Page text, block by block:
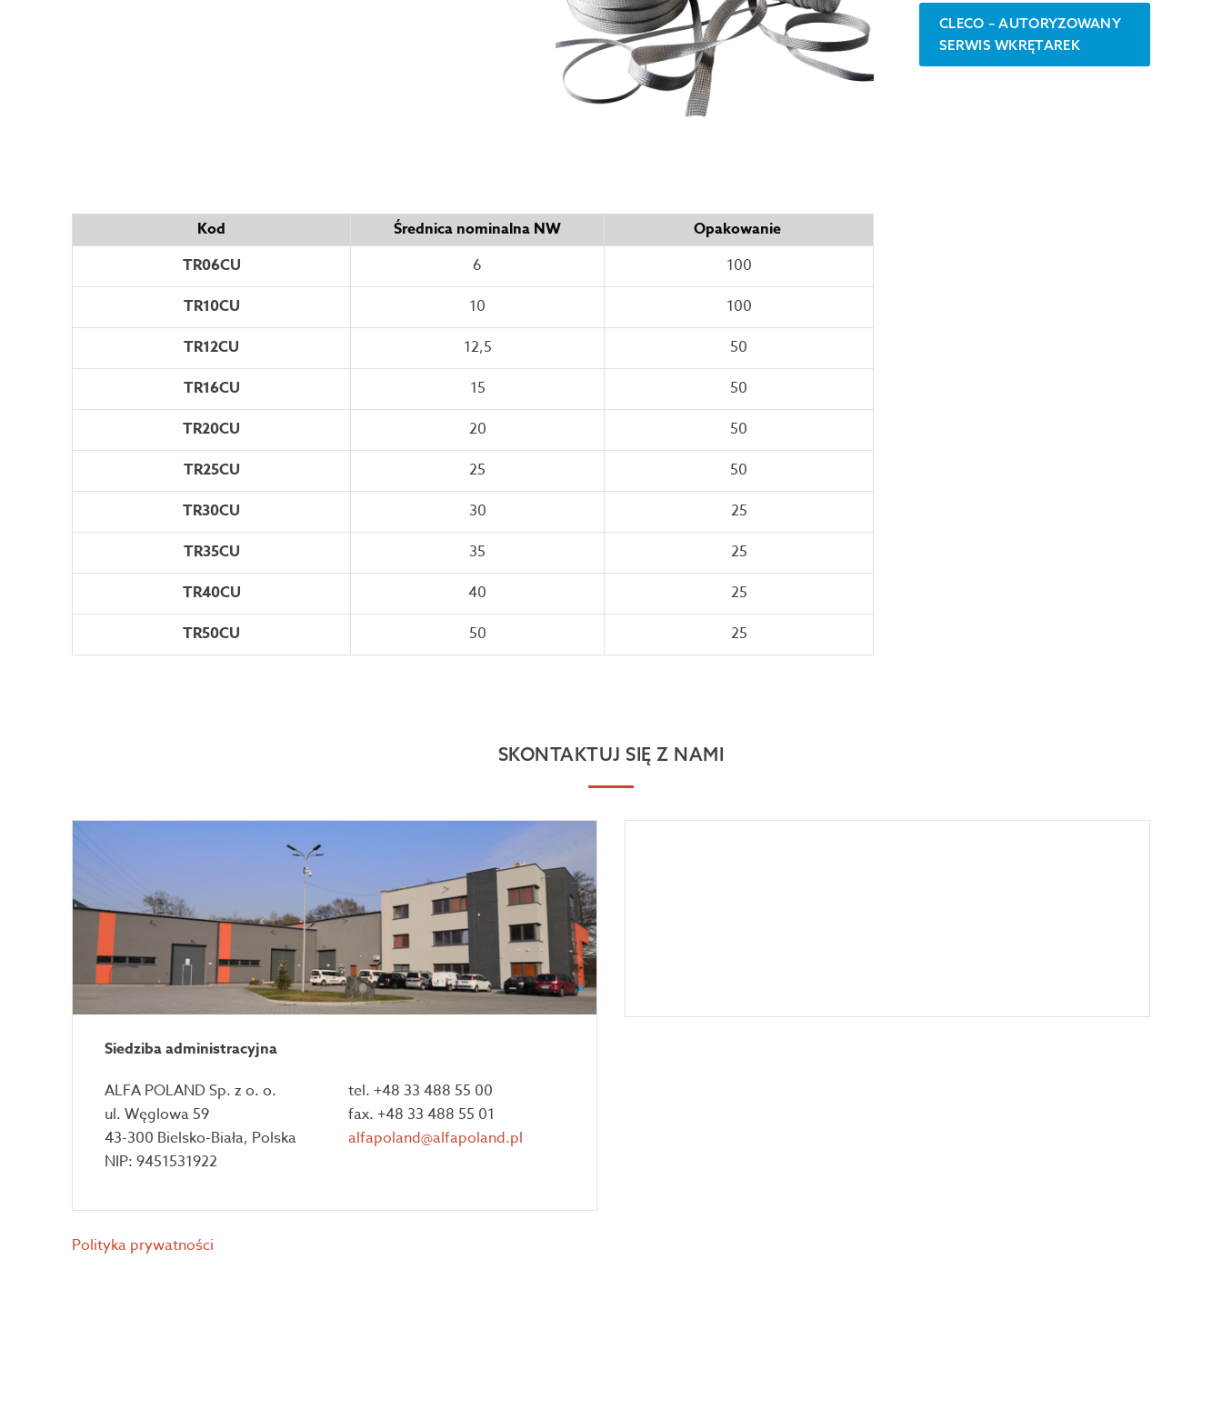
Kod Średnica nominalna NW
Opakowanie
TR06CU
6
100
TR10CU
10
100
TR12CU
12,5
50
TR16CU
15
50
TR20CU
20
50
TR25CU
25
50
TR30CU
30
25
TR35CU
35
25
TR40CU
40
25
TR50CU
50 25
CLECO – AUTORYZOWANY
SERWIS WKRĘTAREK
SKONTAKTUJ SIĘ Z NAMI
Siedziba administracyjna
ALFA POLAND Sp. z o. o.
ul. Węglowa 59
43-300 Bielsko-Biała, Polska
NIP: 9451531922
tel. +48 33 488 55 00
fax. +48 33 488 55 01
alfapoland@alfapoland.pl
Polityka prywatności